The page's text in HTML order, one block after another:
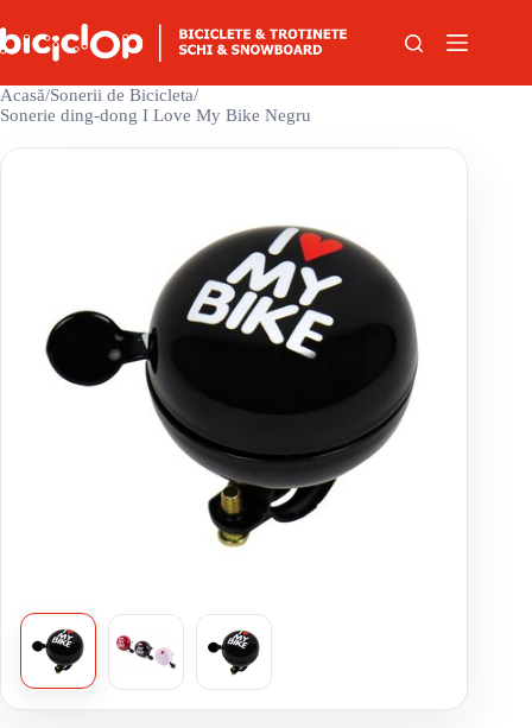
Acasă/Sonerii de Bicicleta/
Sonerie ding-dong I Love My Bike Negru